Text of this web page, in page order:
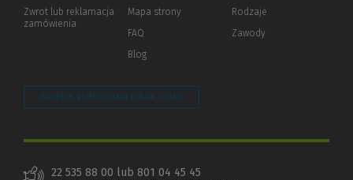
innej
Zwrot lub reklamacja
zamówienia
Mapa strony
FAQ
Blog
Rodzaje
Zawody
Zarządzaj preferencjami plików cookie
22 535 88 00 lub 801 04 45 45